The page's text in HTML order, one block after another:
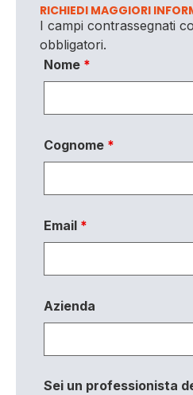
RICHIEDI MAGGIORI
I campi contrassegnati
obbligatori.
Nome *
Cognome *
Email *
Azienda
Sei un professionista